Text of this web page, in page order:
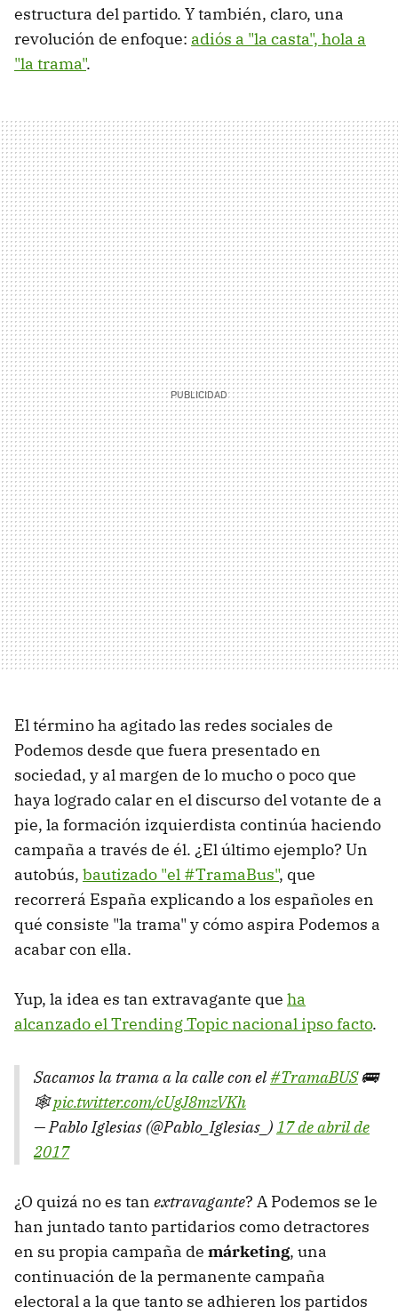
estructura del partido. Y también, claro, una
revolución de enfoque: adiós a "la casta", hola a
"la trama".
El término ha agitado las redes sociales de
Podemos desde que fuera presentado en
sociedad, y al margen de lo mucho o poco que
haya logrado calar en el discurso del votante de a
pie, la formación izquierdista continúa haciendo
campaña a través de él. ¿El último ejemplo? Un
autobús, bautizado "el #TramaBus", que
recorrerá España explicando a los españoles en
qué consiste "la trama" y cómo aspira Podemos a
acabar con ella.
Yup, la idea es tan extravagante que ha
alcanzado el Trending Topic nacional ipso facto.
Sacamos la trama a la calle con el#TramaBUS🚌
🕸pic.twitter.com/cUgJ8mzVKh
— Pablo Iglesias (@Pablo_Iglesias_)17 de abril de
2017
¿O quizá no es tan extravagante? A Podemos se le
han juntado tanto partidarios como detractores
en su propia campaña de márketing, una
continuación de la permanente campaña
electoral a la que tanto se adhieren los partidos